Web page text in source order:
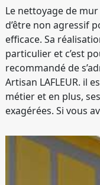
Le nettoyage de
d’être non agressif
efficace. Sa
particulier et c’est
recommandé de
Artisan LAFLEUR. il
métier et en plus,
exagérées. Si vous